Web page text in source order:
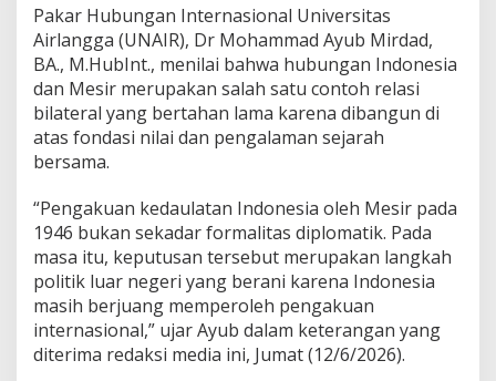
R
e
e
v
a
n
s
a
r
u
d
i
T
e
n
Pakar Hubungan Internasional Universitas
Airlangga (UNAIR), Dr Mohammad Ayub Mirdad,
BA., M.HubInt., menilai bahwa hubungan Indonesia
dan Mesir merupakan salah satu contoh relasi
bilateral yang bertahan lama karena dibangun di
atas fondasi nilai dan pengalaman sejarah
bersama.
“Pengakuan kedaulatan Indonesia oleh Mesir pada
1946 bukan sekadar formalitas diplomatik. Pada
masa itu, keputusan tersebut merupakan langkah
politik luar negeri yang berani karena Indonesia
masih berjuang memperoleh pengakuan
internasional,” ujar Ayub dalam keterangan yang
diterima redaksi media ini, Jumat (12/6/2026).